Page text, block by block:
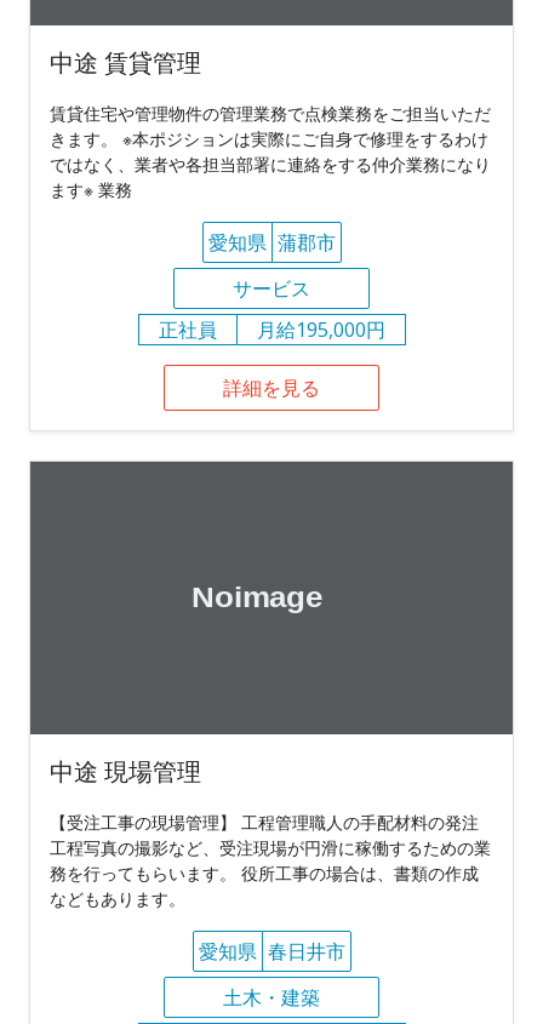
中途 賃貸管理
賃貸住宅や管理物件の管理業務で点検業務をご担当いただ
きます。 ※本ポジションは実際にご自身で修理をするわけ
ではなく、業者や各担当部署に連絡をする仲介業務になり
ます※ 業務
愛知県 蒲郡市
サービス
正社員
月給195,000円
詳細を見る
中途 現場管理
【受注工事の現場管理】 工程管理職人の手配材料の発注
工程写真の撮影など、受注現場が円滑に稼働するための業
務を行ってもらいます。 役所工事の場合は、書類の作成
などもあります。
愛知県 春日井市
土木・建築